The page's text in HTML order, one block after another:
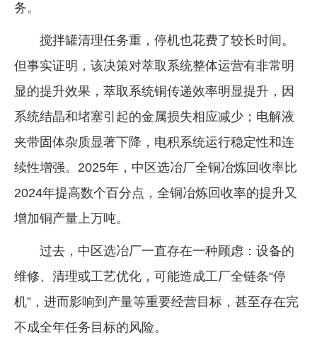
务。
搅拌罐清理任务重，停机也花费了较长时间。
但事实证明，该决策对萃取系统整体运营有非常明
显的提升效果，萃取系统铜传递效率明显提升，因
系统结晶和堵塞引起的金属损失相应减少；电解液
夹带固体杂质显著下降，电积系统运行稳定性和连
续性增强。2025年，中区选冶厂全铜冶炼回收率比
2024年提高数个百分点，全铜冶炼回收率的提升又
增加铜产量上万吨。
过去，中区选冶厂一直存在一种顾虑：设备的
维修、清理或工艺优化，可能造成工厂全链条“停
机”，进而影响到产量等重要经营目标，甚至存在完
不成全年任务目标的风险。